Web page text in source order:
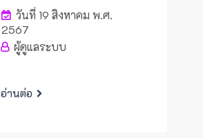
วันที่ 19 สิงหาคม พ.ศ.
2567
ผู้ดูแลระบบ
อ่านต่อ